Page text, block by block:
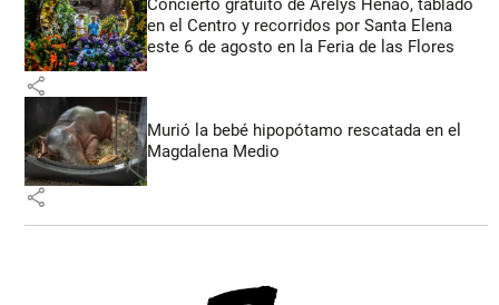
Concierto gratuito de Arelys Henao, tablado
en el Centro y recorridos por Santa Elena
este 6 de agosto en la Feria de las Flores
share
Murió la bebé hipopótamo rescatada en el
Magdalena Medio
share